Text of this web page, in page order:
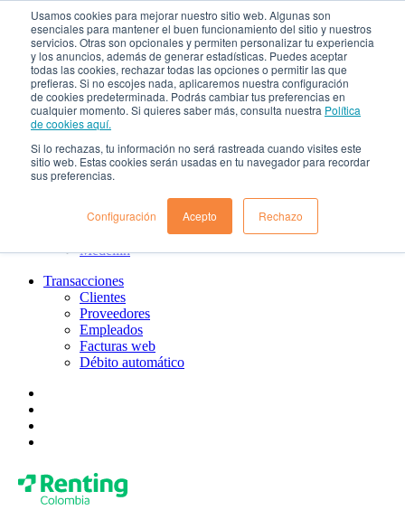
Usamos cookies para mejorar nuestro sitio web. Algunas son
esenciales para mantener el buen funcionamiento del sitio y nuestros
servicios. Otras son opcionales y permiten personalizar tu experiencia
y los anuncios, además de generar estadísticas. Puedes aceptar
todas las cookies, rechazar todas las opciones o permitir las que
prefieras. Si no escojes nada, aplicaremos nuestra configuración
de cookies predeterminada. Podrás cambiar tus preferencias en
cualquier momento. Si quieres saber más, consulta nuestra Política
de cookies aquí.
Si lo rechazas, tu información no será rastreada cuando visites este
sitio web. Estas cookies serán usadas en tu navegador para recordar
sus preferencias.
Configuración Acepto Rechazo
¿Qué es el renting?
Nosotros
Nuestra cultura
Gobierno corporativo
Política de tratamiento de datos
Ayuda
Guías de Usuario clientes
PQRs
Aprende más
¿Dónde estamos?
Bogotá
Medellin
Transacciones
Clientes
Proveedores
Empleados
Facturas web
Débito automático